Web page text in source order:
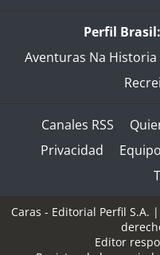
Perfil Brasil:
Aventuras Na Historia
Canales RSS
Privacidad
Equipo
Caras - Editorial Perfil S.A.
Editor